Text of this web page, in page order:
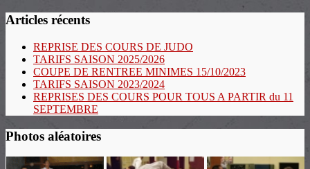
Articles récents
REPRISE DES COURS DE JUDO
TARIFS SAISON 2025/2026
COUPE DE RENTREE MINIMES 15/10/2023
TARIFS SAISON 2023/2024
REPRISES DES COURS POUR TOUS A PARTIR du 11
SEPTEMBRE
Photos aléatoires